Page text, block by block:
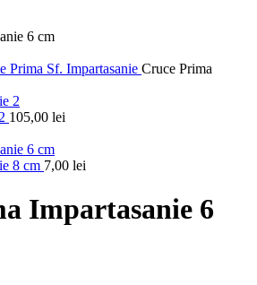
Prima Sf. Impartasanie Cruce Prima
105,00 lei
8 cm 7,00 lei
Impartasanie 6